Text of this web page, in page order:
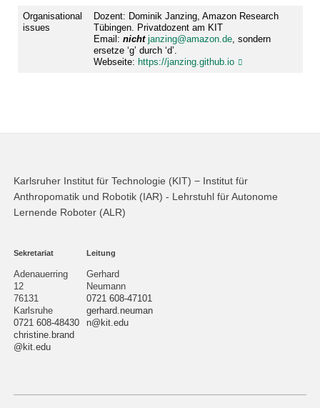
Organisational
issues
Dozent: Dominik Janzing, Amazon Research
Tübingen. Privatdozent am KIT
Email: nicht janzing@amazon.de, sondern
ersetze ‘g’ durch ‘d’.
Webseite: https://janzing.github.io
Karlsruher Institut für Technologie (KIT) − Institut für
Anthropomatik und Robotik (IAR) - Lehrstuhl für Autonome
Lernende Roboter (ALR)
Sekretariat
Adenauerring
12
76131
Karlsruhe
0721 608-48430
christine.brand
@kit.edu
Leitung
Gerhard
Neumann
0721 608-47101
gerhard.neuman
n@kit.edu